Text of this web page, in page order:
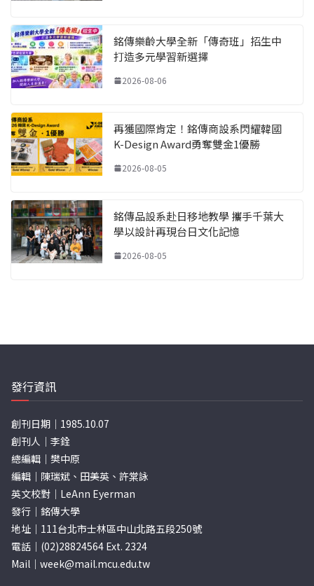
銘傳樂齡大學全新「傳奇班」招生中
打造多元學習新選擇
2026-08-06
再獲國際肯定！銘傳商設系閃耀韓國
K-Design Award勇奪雙金1優勝
2026-08-05
銘傳品設系赴日移地教學 攜手千葉大
學以設計再現台日文化記憶
2026-08-05
發行資訊
創刊日期｜1985.10.07
創刊人｜李銓
總編輯｜樊中原
編輯｜陳瑞斌、田美英、許棠詠
英文校對｜LeAnn Eyerman
發行｜銘傳大學
地址｜111台北市士林區中山北路五段250號
電話｜(02)28824564 Ext. 2324
Mail｜ week@mail.mcu.edu.tw